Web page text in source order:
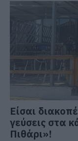
Είσαι
γεύσεις στα
Πιθάρι»!